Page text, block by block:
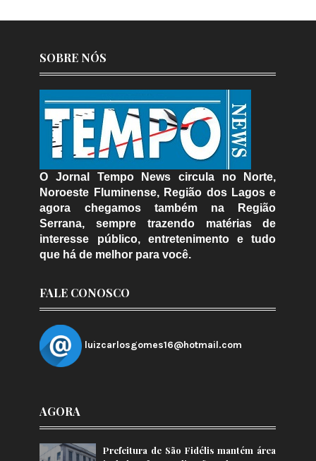
SOBRE NÓS
O Jornal Tempo News circula no Norte,
Noroeste Fluminense, Região dos Lagos e
agora chegamos também na Região
Serrana, sempre trazendo matérias de
interesse público, entretenimento e tudo
que há de melhor para você.
FALE CONOSCO
luizcarlosgomes16@hotmail.com
AGORA
Prefeitura de São Fidélis mantém área